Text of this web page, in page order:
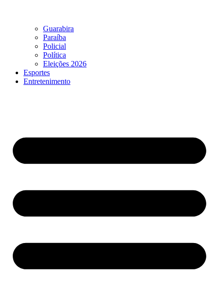
Guarabira
Paraíba
Policial
Política
Eleições 2026
Esportes
Entretenimento